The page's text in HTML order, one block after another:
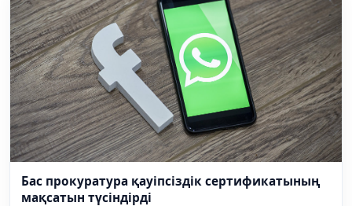
Бас прокуратура қауіпсіздік сертификатының
мақсатын түсіндірді